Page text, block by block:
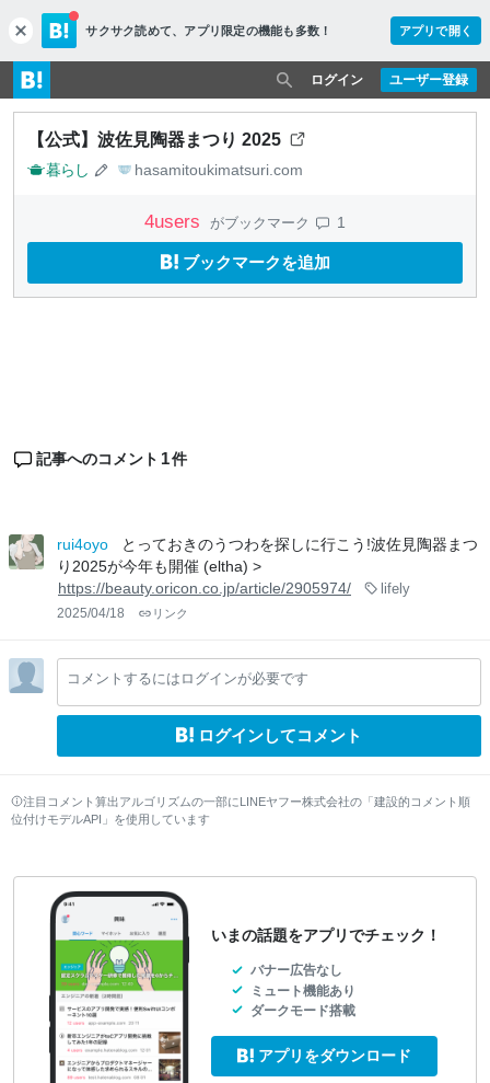
c
l
o
s
e
サクサク読めて、 アプリ限定の機能も多数！ アプリで開く
ユーザー登録
ログイン
【公式】波佐見陶器まつり 2025
暮らし hasamitoukimatsuri.com
4users がブックマーク 1
ブックマークを追加
記事へのコメント 1件
rui4oyo
とっておきのうつわを探しに行こう!波佐見陶器まつ
り2025が今年も開催 (eltha) >
https://beauty.oricon.co.jp/article/2905974/
lifely
2025/04/18 リンク
コメントするにはログインが必要です
ログインしてコメント
注目コメント算出アルゴリズムの一部にLINEヤフー株式会社の「建設的コメント順
位付けモデルAPI」を使用しています
いまの話題をアプリでチェック！
バナー広告なし
ミュート機能あり
ダークモード搭載
アプリをダウンロード